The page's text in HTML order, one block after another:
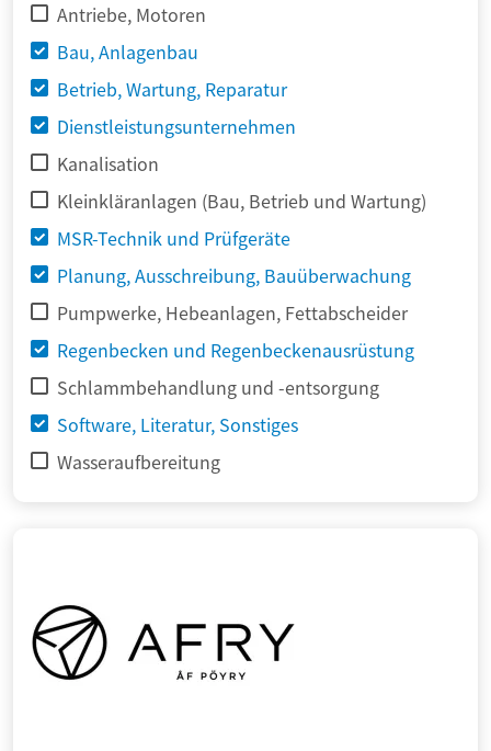
Antriebe, Motoren
Bau, Anlagenbau
Betrieb, Wartung, Reparatur
Dienstleistungsunternehmen
Kanalisation
Kleinkläranlagen (Bau, Betrieb und Wartung)
MSR-Technik und Prüfgeräte
Planung, Ausschreibung, Bauüberwachung
Pumpwerke, Hebeanlagen, Fettabscheider
Regenbecken und Regenbeckenausrüstung
Schlammbehandlung und -entsorgung
Software, Literatur, Sonstiges
Wasseraufbereitung